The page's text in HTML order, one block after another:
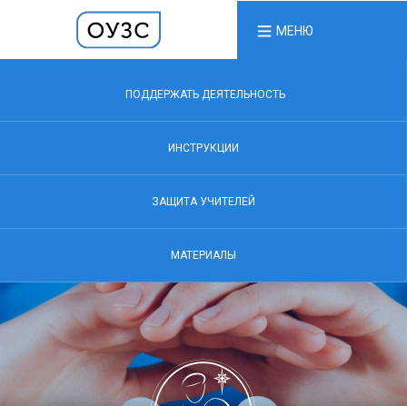
МЕНЮ
ПОДДЕРЖАТЬ ДЕЯТЕЛЬНОСТЬ
ИНСТРУКЦИИ
ЗАЩИТА УЧИТЕЛЕЙ
МАТЕРИАЛЫ